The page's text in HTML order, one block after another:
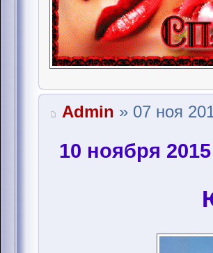
Admin » 07 ноя
10 ноября